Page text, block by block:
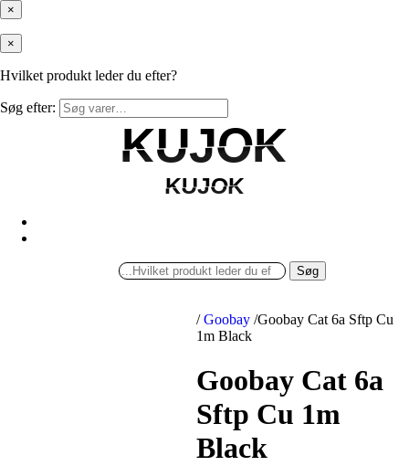
×
×
Hvilket produkt leder du efter?
Søg efter:
KUJOK
KUJOK
KUJOK
KUJOK
Søg
/ Goobay /Goobay Cat 6a Sftp Cu
1m Black
Goobay Cat 6a
Sftp Cu 1m
Black